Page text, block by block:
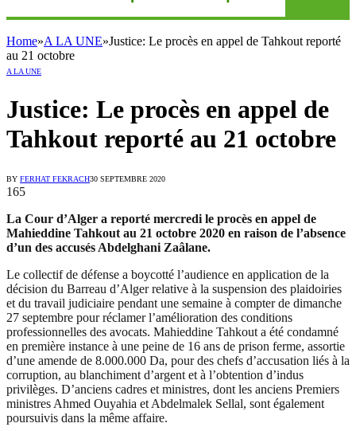
Home»A LA UNE»Justice: Le procès en appel de Tahkout reporté
au 21 octobre
A LA UNE
Justice: Le procès en appel de
Tahkout reporté au 21 octobre
BY FERHAT FEKRACH30 SEPTEMBRE 2020
165
La Cour d’Alger a reporté mercredi le procès en appel de
Mahieddine Tahkout au 21 octobre 2020 en raison de l’absence
d’un des accusés Abdelghani Zaâlane.
Le collectif de défense a boycotté l’audience en application de la
décision du Barreau d’Alger relative à la suspension des plaidoiries
et du travail judiciaire pendant une semaine à compter de dimanche
27 septembre pour réclamer l’amélioration des conditions
professionnelles des avocats. Mahieddine Tahkout a été condamné
en première instance à une peine de 16 ans de prison ferme, assortie
d’une amende de 8.000.000 Da, pour des chefs d’accusation liés à la
corruption, au blanchiment d’argent et à l’obtention d’indus
privilèges. D’anciens cadres et ministres, dont les anciens Premiers
ministres Ahmed Ouyahia et Abdelmalek Sellal, sont également
poursuivis dans la même affaire.